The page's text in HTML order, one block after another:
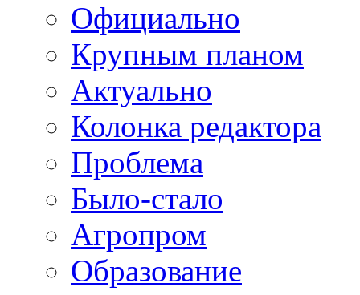
Официально
Крупным планом
Актуально
Колонка редактора
Проблема
Было-стало
Агропром
Образование